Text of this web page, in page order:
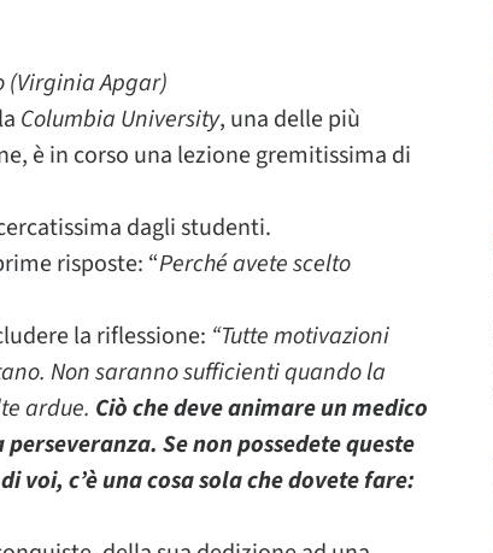
(Virginia Apgar)
Columbia University, una delle più
è in corso una lezione gremitissima di
dagli studenti.
risposte: “Perché avete scelto
la riflessione: “Tutte motivazioni
Non saranno sufficienti quando la
ardue. Ciò che deve animare un medico
Se non possedete queste
voi, c’è una cosa sola che dovete fare: